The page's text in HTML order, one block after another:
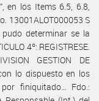
en los Items 6.5, 6.8,
13001ALOT000053 S
determinar se la
4º: REGISTRESE.
GESTION DE
lo dispuesto en los
finiquitado… Fdo.: